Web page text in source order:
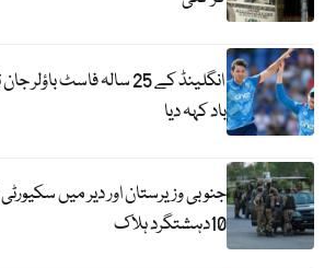
انگلینڈ کے 25 سالہ فاسٹ
باد کہہ دیا
جنوبی وزیرستان اور دیر میں سکیورٹی
10دہشتگرد ہلاک